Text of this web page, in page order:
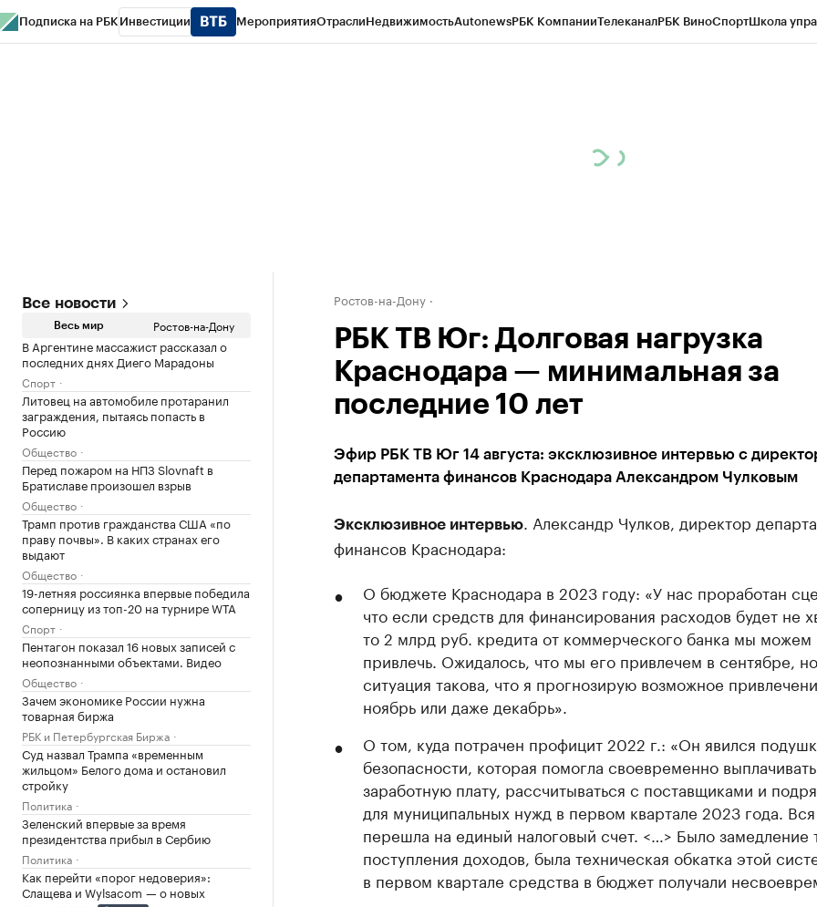
Подписка на РБК Инвестиции МероприятияОтраслиНедвижимостьAutonewsРБК КомпанииТелеканалРБК ВиноСпортШкола
Все новости
Весь мир Ростов-на-Дону
В Аргентине массажист рассказал о
последних днях Диего Марадоны
Спорт
Литовец на автомобиле протаранил
заграждения, пытаясь попасть в
Россию
Общество
Перед пожаром на НПЗ Slovnaft в
Братиславе произошел взрыв
Общество
Трамп против гражданства США «по
праву почвы». В каких странах его
выдают
Общество
19-летняя россиянка впервые победила
соперницу из топ-20 на турнире WTA
Спорт
Пентагон показал 16 новых записей с
неопознанными объектами. Видео
Общество
Зачем экономике России нужна
товарная биржа
РБК и Петербургская Биржа
Суд назвал Трампа «временным
жильцом» Белого дома и остановил
стройку
Политика
Зеленский впервые за время
президентства прибыл в Сербию
Политика
Как перейти «порог недоверия»:
Слащева и Wylsacom — о новых
Ростов-на-Дону
РБК ТВ Юг: Долговая нагрузка
Краснодара — минимальная за
последние 10 лет
Эфир РБК ТВ Юг 14 августа: эксклюзивное интервью с
департамента финансов Краснодара Александром Чулковым
Эксклюзивное интервью. Александр Чулков, директор
финансов Краснодара:
О бюджете Краснодара в 2023 году: «У нас проработан
что если средств для финансирования расходов будет не
то 2 млрд руб. кредита от коммерческого банка мы можем
привлечь. Ожидалось, что мы его привлечем в сентябре,
ситуация такова, что я прогнозирую возможное
ноябрь или даже декабрь».
О том, куда потрачен профицит 2022 г.: «Он явился
безопасности, которая помогла своевременно выплачивать
заработную плату, рассчитываться с поставщиками и
для муниципальных нужд в первом квартале 2023 года.
перешла на единый налоговый счет. <…> Было замедление
поступления доходов, была техническая обкатка этой
в первом квартале средства в бюджет получали